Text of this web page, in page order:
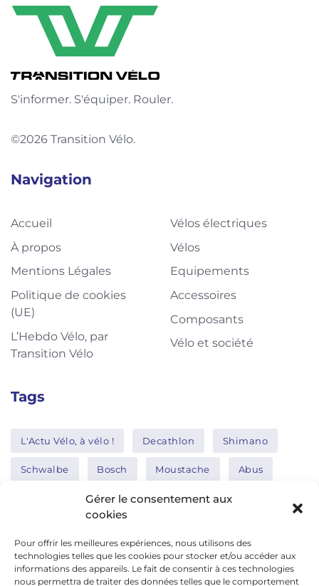
Gérer le consentement aux
cookies
Pour offrir les meilleures expériences, nous utilisons des
technologies telles que les cookies pour stocker et/ou accéder aux
informations des appareils. Le fait de consentir à ces technologies
nous permettra de traiter des données telles que le comportement
S'informer. S'équiper. Rouler.
©2026 Transition Vélo.
Navigation
Accueil
À propos
Mentions Légales
Politique de cookies
(UE)
L’Hebdo Vélo, par
Transition Vélo
Vélos électriques
Vélos
Equipements
Accessoires
Composants
Vélo et société
Tags
L'Actu Vélo, à vélo ! Decathlon Shimano
Schwalbe Bosch Moustache Abus
Thule Nakamura
Réseaux sociaux